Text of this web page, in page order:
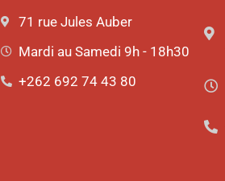
71 rue Jules Auber
Mardi au Samedi 9h - 18h30
+262 692 74 43 80